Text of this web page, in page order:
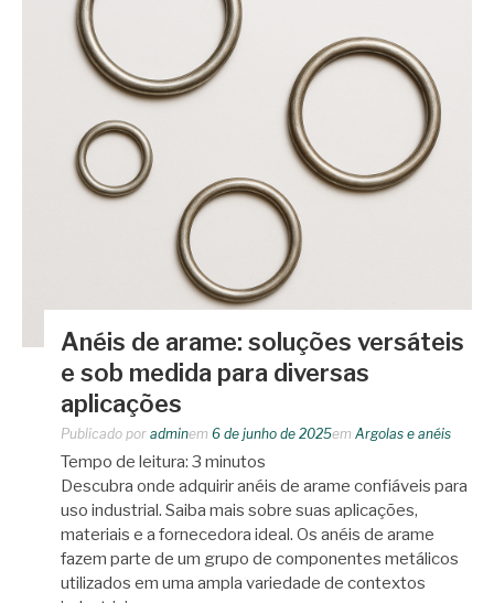
Anéis de arame: soluções versáteis
e sob medida para diversas
aplicações
Publicado por adminem 6 de junho de 2025em Argolas e anéis
Tempo de leitura: 3 minutos
Descubra onde adquirir anéis de arame confiáveis para
uso industrial. Saiba mais sobre suas aplicações,
materiais e a fornecedora ideal. Os anéis de arame
fazem parte de um grupo de componentes metálicos
utilizados em uma ampla variedade de contextos